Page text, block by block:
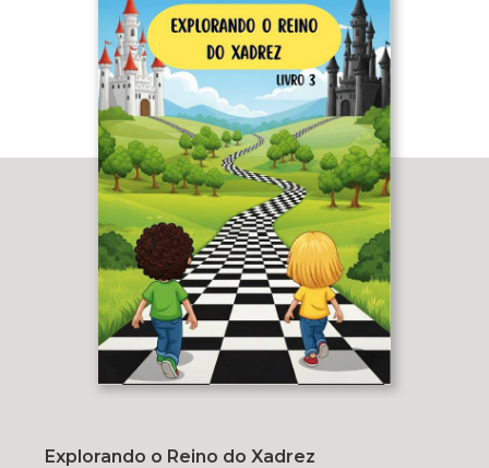
Explorando o Reino do Xadrez